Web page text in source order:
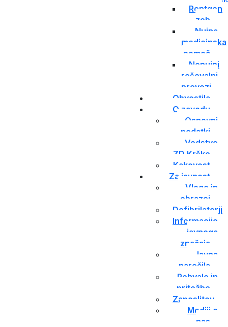
Rentgen
zob
Nujna
medicinska
pomoč
Nenujni
reševalni
prevozi
Obvestila
O zavodu
Osnovni
podatki
Vodstvo
ZD Krško
Kakovost
Za javnost
Vloge in
obrazci
Defibrilatorji
Informacije
javnega
značaja
Javna
naročila
Pohvale in
pritožbe
Zaposlitev
Mediji o
nas